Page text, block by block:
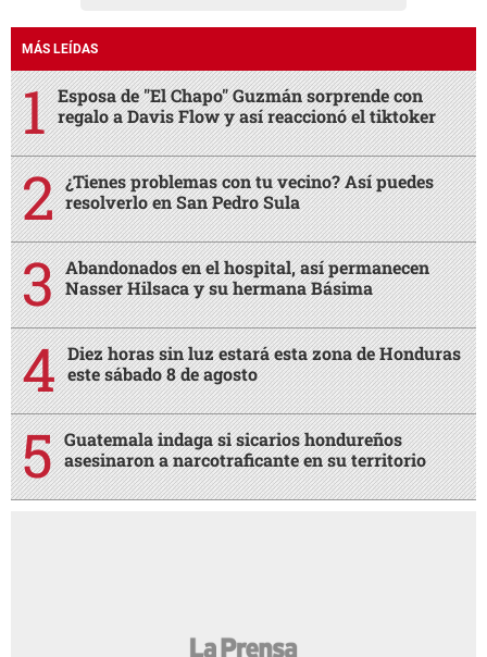
MÁS LEÍDAS
Esposa de "El Chapo" Guzmán sorprende con
regalo a Davis Flow y así reaccionó el tiktoker
¿Tienes problemas con tu vecino? Así puedes
resolverlo en San Pedro Sula
Abandonados en el hospital, así permanecen
Nasser Hilsaca y su hermana Básima
Diez horas sin luz estará esta zona de Honduras
este sábado 8 de agosto
Guatemala indaga si sicarios hondureños
asesinaron a narcotraficante en su territorio